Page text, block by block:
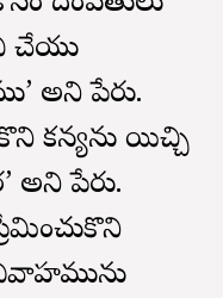
చేయు
అని పేరు.
కన్యను యిచ్చి
అని పేరు.